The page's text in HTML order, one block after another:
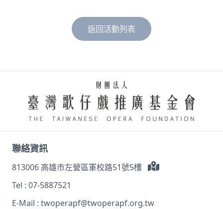
返回活動列表
聯絡資訊
813006 高雄市左營區軍校路51號5樓
Tel : 07-5887521
E-Mail : twoperapf@twoperapf.org.tw